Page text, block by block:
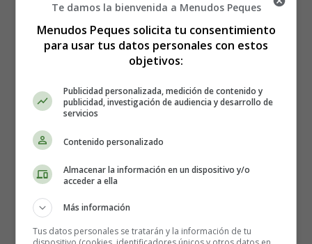
Conservación de la leche
materna: descongelación
Si la leche se puede descongelar durante dos o tres
días en la nevera, una vez sacada del congelador no
proliferarían las bacterias. Se desaconseja el uso del
bien controlada y podría alterar la calidad de la leche. Por
en un recipiente con agua caliente... o alternando un
Por último, antes de dárselo al bebé, puedes agitarla para
Te damos la bienvenida a Menudos Peques
Menudos Peques solicita tu consentimiento
para usar tus datos personales con estos
objetivos:
Publicidad personalizada, medición de contenido y
publicidad, investigación de audiencia y desarrollo de
servicios
Contenido personalizado
Almacenar la información en un dispositivo y/o
acceder a ella
Más información
Tus datos personales se tratarán y la información de tu